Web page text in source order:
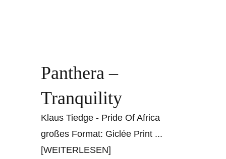
Panthera –
Tranquility
Klaus Tiedge - Pride Of Africa
großes Format: Giclée Print ...
[WEITERLESEN]